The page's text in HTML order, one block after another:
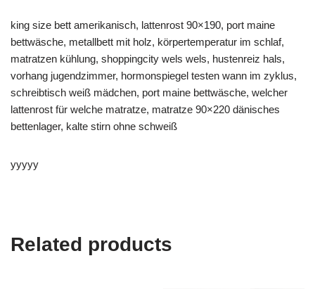
king size bett amerikanisch, lattenrost 90×190, port maine
bettwäsche, metallbett mit holz, körpertemperatur im schlaf,
matratzen kühlung, shoppingcity wels wels, hustenreiz hals,
vorhang jugendzimmer, hormonspiegel testen wann im zyklus,
schreibtisch weiß mädchen, port maine bettwäsche, welcher
lattenrost für welche matratze, matratze 90×220 dänisches
bettenlager, kalte stirn ohne schweiß
yyyyy
Related products